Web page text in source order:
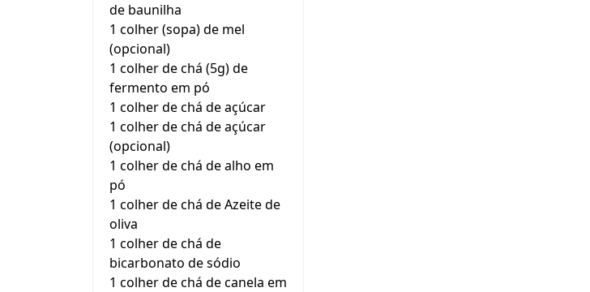
de baunilha
1 colher (sopa) de mel
(opcional)
1 colher de chá (5g) de
fermento em pó
1 colher de chá de açúcar
1 colher de chá de açúcar
(opcional)
1 colher de chá de alho em
pó
1 colher de chá de Azeite de
oliva
1 colher de chá de
bicarbonato de sódio
1 colher de chá de canela em